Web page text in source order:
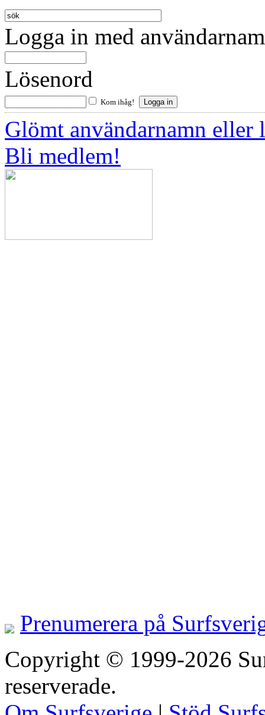
Logga in med
Lösenord
Kom ihåg!
Glömt användarnamn eller
Bli medlem!
Prenumerera på
Copyright © 1999-2026
reserverade.